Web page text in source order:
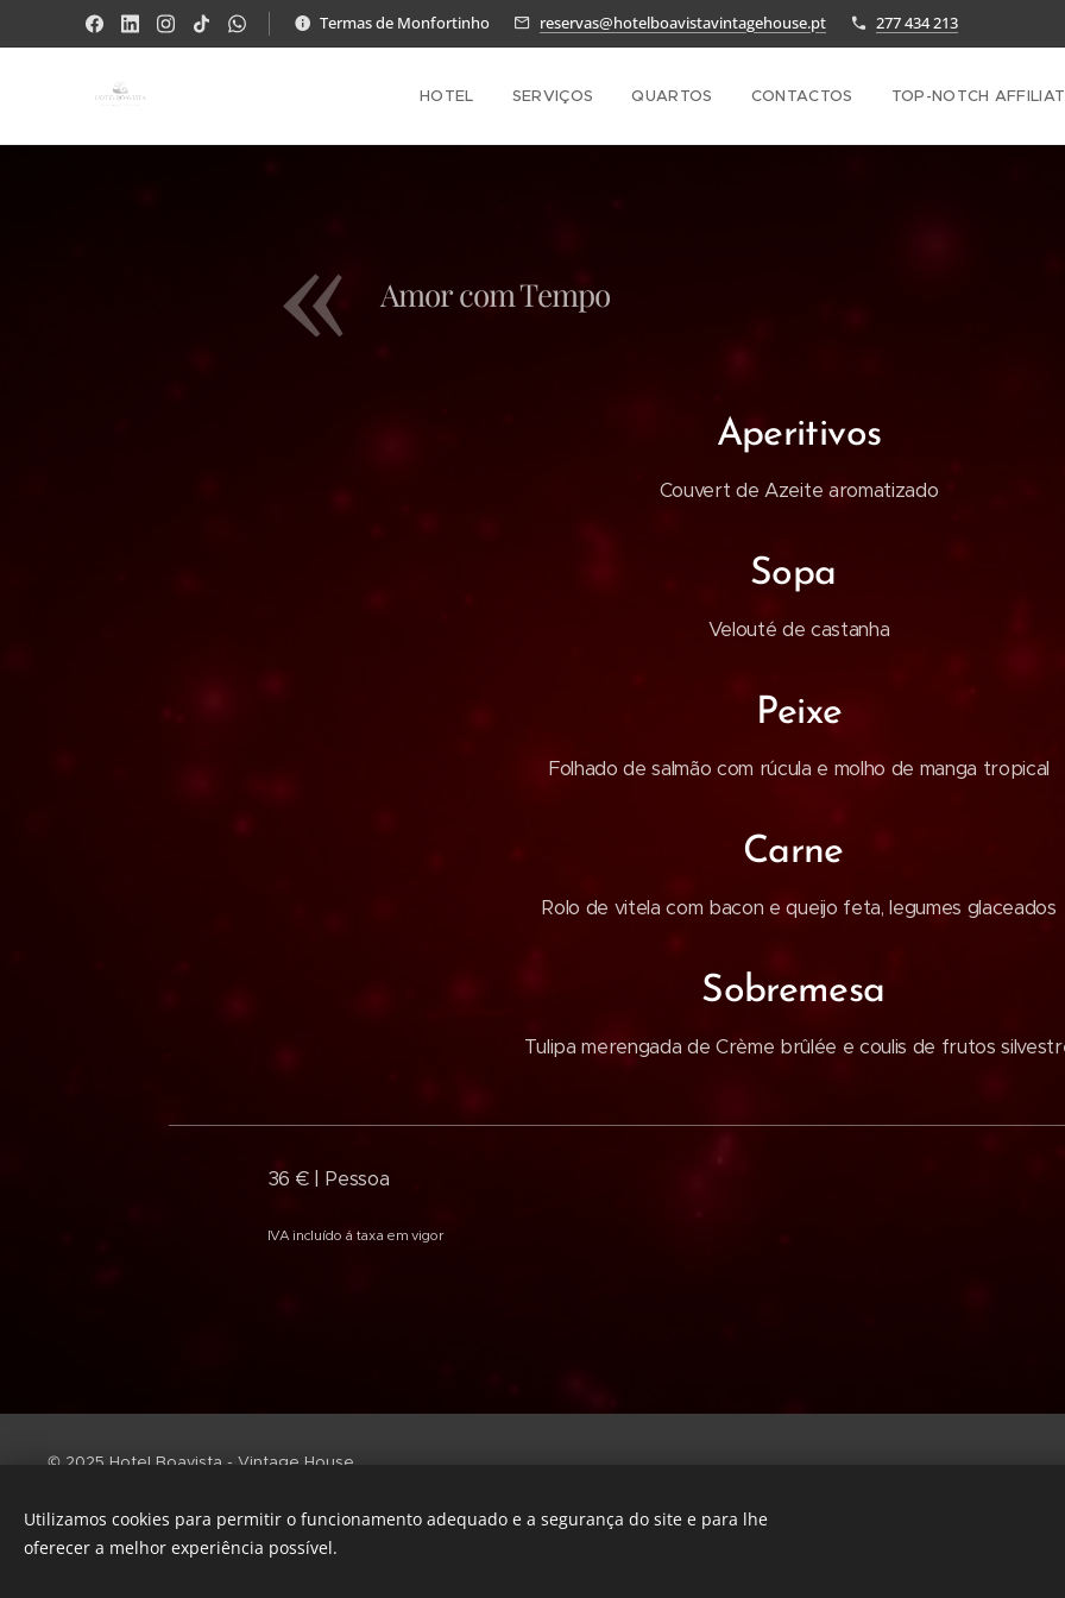
Termas de Monfortinho reservas@hotelboavistavintagehouse.pt 277 434 213
HOTEL SERVIÇOS QUARTOS CONTACTOS TOP-NOTCH
Amor com Tempo
Aperitivos
Couvert de Azeite aromatizado
Sopa
Velouté de castanha
Peixe
Folhado de salmão com rúcula e molho de manga tropical
Carne
Rolo de vitela com bacon e queijo feta, legumes glaceados
Sobremesa
Tulipa merengada de Crème brûlée e coulis de frutos
36 € | Pessoa
IVA incluído á taxa em vigor
© 2025 Hotel Boavista - Vintage House
Politica de Privacidade e de dados pessoais
www.livroreclamacoes.pt
Utilizamos cookies para permitir o funcionamento adequado e a segurança do site e para lhe
oferecer a melhor experiência possível.